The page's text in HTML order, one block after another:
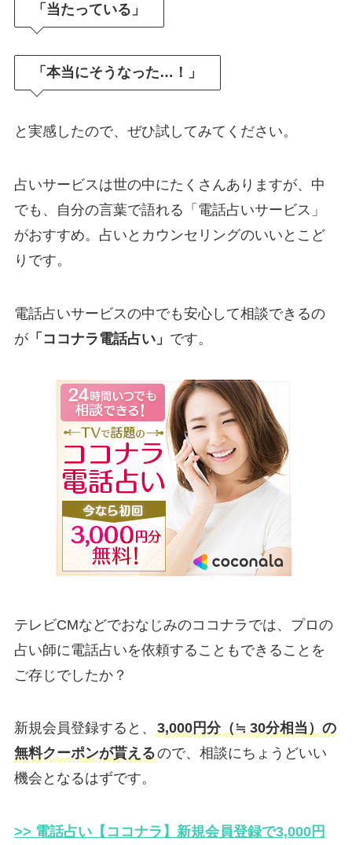
「当たっている」
「本当にそうなった…！」
と実感したので、ぜひ試してみてください。
占いサービスは世の中にたくさんありますが、中
でも、自分の言葉で語れる「電話占いサービス」
がおすすめ。占いとカウンセリングのいいとこど
りです。
電話占いサービスの中でも安心して相談できるの
が「ココナラ電話占い」 です。
テレビCMなどでおなじみのココナラでは、プロの
占い師に電話占いを依頼することもできることを
ご存じでしたか？
新規会員登録すると、
3,000円分（≒ 30分相当）の
無料クーポンが貰えるので、相談にちょうどいい
機会となるはずです。
>> 電話占い【ココナラ】新規会員登録で3,000円